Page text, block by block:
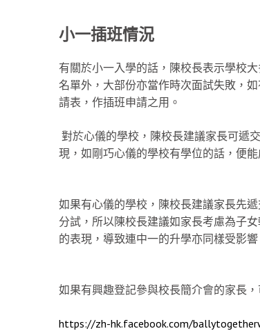
小一插班情況
有關於小一入學的話，陳校長表示學校
名單外，大部份亦當作時次面試失敗，
請表，作插班申請之用。
對於心儀的學校，陳校長建議家長可遞
現，如剛巧心儀的學校有學位的話，便能
如果有心儀的學校，陳校長建議家長先
分試，所以陳校長建議如家長考慮為子
的表現，導致連中一的升學亦同樣受影響
如果有興趣登記參與校長簡介會的家長
https://zh-hk.facebook.com/